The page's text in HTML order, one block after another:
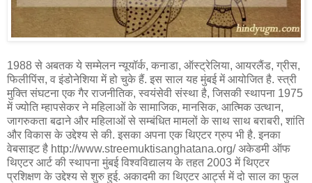
1988 से अबतक ये सम्मेलन न्यूयॉर्क, कनाडा, ऑस्ट्रेलिया, आयरलैंड, ग्रीस,
फिलीपिंस, व इंडोनेशिया में हो चुके हैं. इस साल यह मुंबई में आयोजित है. स्त्री
मुक्ति संघटना एक गैर राजनीतिक, स्वयंसेवी संस्था है, जिसकी स्थापना 1975
में ज्योति म्हापसेकर ने महिलाओं के सामाजिक, मानसिक, आत्मिक उत्थान,
जागरुकता बढाने और महिलाओं से सम्बंधित मामलों के साथ साथ बराबरी, शांति
और विकास के उद्देश्य से की. इसका अपना एक थिएटर ग्रुप भी है. इनका
वेबसाइट है http://www.streemuktisanghatana.org/ अकेडमी ऑफ
थिएटर आर्ट की स्थापना मुंबई विश्वविद्यालय के तहत 2003 में थिएटर
प्रशिक्षण के उद्देश्य से शुरु हुई. अकादमी का थिएटर आर्ट्स में दो साल का फुल